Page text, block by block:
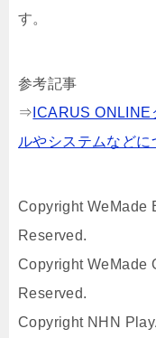
す。
参考記事
⇒ ICARUS ONLINE
ルやシステムなどに
Copyright WeMade
Reserved.
Copyright WeMade
Reserved.
Copyright NHN